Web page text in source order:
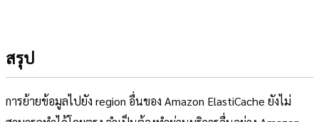
สรุป
การย้ายข้อมูลไปยัง region อื่นของ Amazon ElastiCache ยังไม่